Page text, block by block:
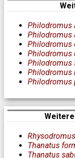
Philodromus
Philodromus
Philodromus
Philodromus
Philodromus
Philodromus
Philodromus
Thanatus
Thanatus